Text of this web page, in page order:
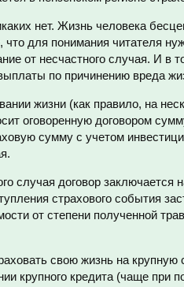
нет. Жизнь человека
для понимания читателя
от несчастного случая. И в
по причинению вреда
жизни (как правило, на
оговоренную договором
сумму с учетом
случая договор заключается
страхового события
от степени полученной
свою жизнь на крупную
крупного кредита (чаще при